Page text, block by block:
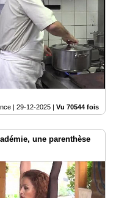
| 29-12-2025 | Vu 70544 fois
une parenthèse